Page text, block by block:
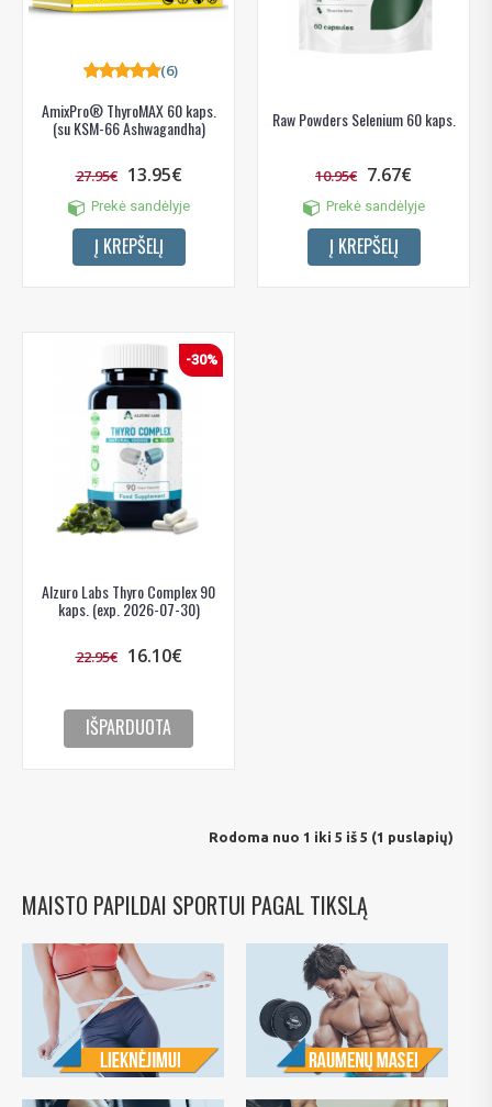
AmixPro® ThyroMAX 60 kaps.
(su KSM-66 Ashwagandha)
(6)
27.95€ 13.95€
Prekė sandėlyje
Į KREPŠELĮ
Raw Powders Selenium 60 kaps.
10.95€ 7.67€
Prekė sandėlyje
Į KREPŠELĮ
-30%
Alzuro Labs Thyro Complex 90
kaps. (exp. 2026-07-30)
22.95€ 16.10€
IŠPARDUOTA
Rodoma nuo 1 iki 5 iš 5 (1 puslapių)
MAISTO PAPILDAI SPORTUI PAGAL TIKSLĄ